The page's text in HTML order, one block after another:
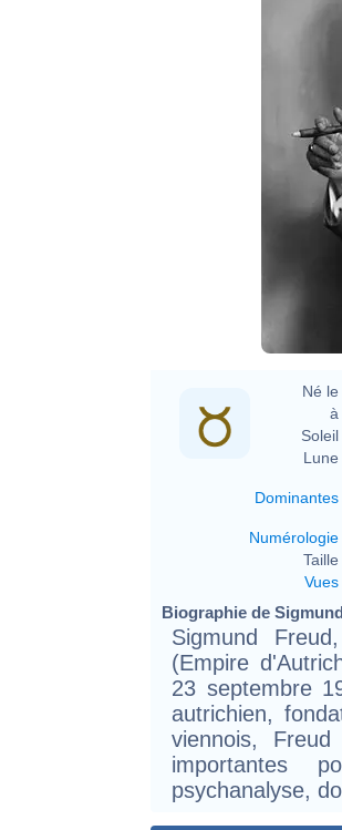
Né le
à
Soleil
Lune
Dominantes
Numérologie
Taille
Vues
Biographie de
Sigmund
(Empire
23 septembre
autrichien,
viennois, Freud
importantes
psychanalyse,